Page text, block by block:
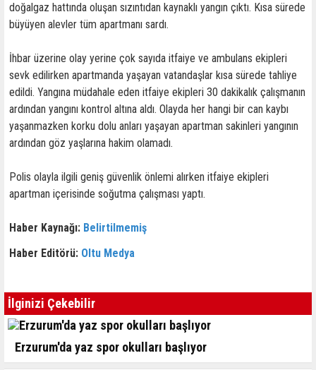
doğalgaz hattında oluşan sızıntıdan kaynaklı yangın çıktı. Kısa sürede
büyüyen alevler tüm apartmanı sardı.
İhbar üzerine olay yerine çok sayıda itfaiye ve ambulans ekipleri
sevk edilirken apartmanda yaşayan vatandaşlar kısa sürede tahliye
edildi. Yangına müdahale eden itfaiye ekipleri 30 dakikalık çalışmanın
ardından yangını kontrol altına aldı. Olayda her hangi bir can kaybı
yaşanmazken korku dolu anları yaşayan apartman sakinleri yangının
ardından göz yaşlarına hakim olamadı.
Polis olayla ilgili geniş güvenlik önlemi alırken itfaiye ekipleri
apartman içerisinde soğutma çalışması yaptı.
Haber Kaynağı: Belirtilmemiş
Haber Editörü: Oltu Medya
İlginizi Çekebilir
Erzurum'da yaz spor okulları başlıyor